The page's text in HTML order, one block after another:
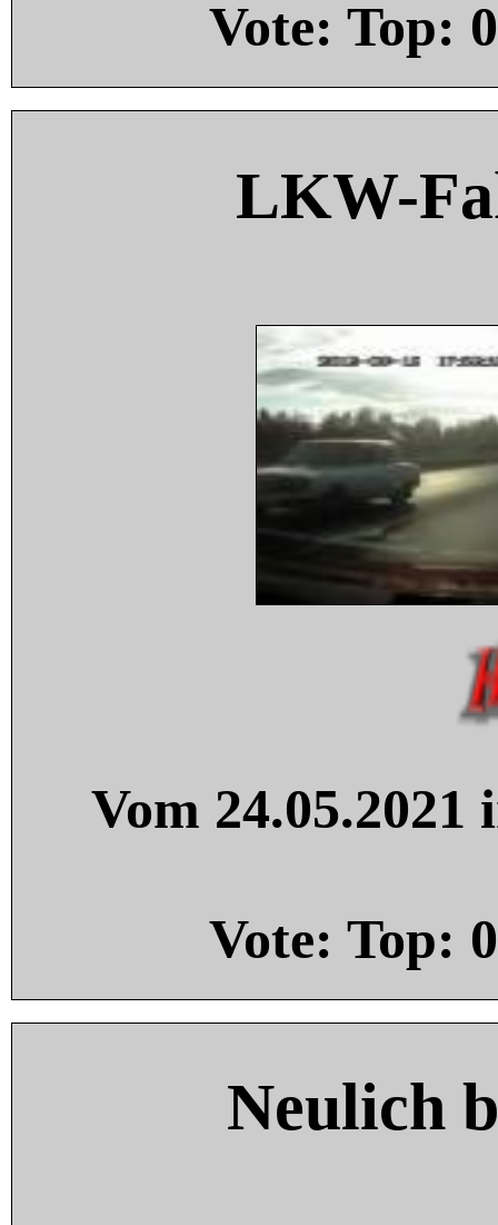
Vote: Top: 0
LKW-
Vom
Vote: Top: 0
Neulich